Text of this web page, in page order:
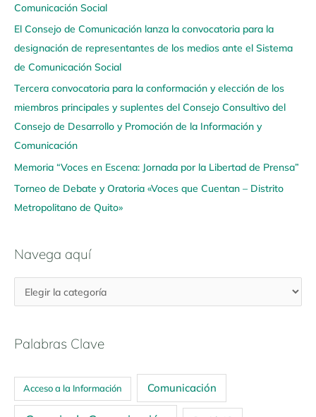
Comunicación Social
El Consejo de Comunicación lanza la convocatoria para la
designación de representantes de los medios ante el Sistema
de Comunicación Social
Tercera convocatoria para la conformación y elección de los
miembros principales y suplentes del Consejo Consultivo del
Consejo de Desarrollo y Promoción de la Información y
Comunicación
Memoria “Voces en Escena: Jornada por la Libertad de Prensa”
Torneo de Debate y Oratoria «Voces que Cuentan – Distrito
Metropolitano de Quito»
Navega aquí
g
a
a
q
u
í
Palabras Clave
Acceso a la Información Comunicación